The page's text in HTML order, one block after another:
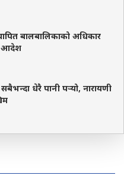
बालबालिकाको अधिकार
आदेश
सबैभन्दा धेरै पानी पर्‍यो, नारायणी